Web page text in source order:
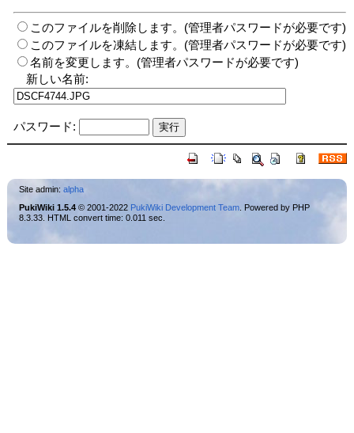
このファイルを削除します。(管理者パスワードが必要です)
このファイルを凍結します。(管理者パスワードが必要です)
名前を変更します。(管理者パスワードが必要です)
新しい名前:
パスワード:
Site admin: alpha
PukiWiki 1.5.4© 2001-2022 PukiWiki Development Team. Powered by PHP
8.3.33. HTML convert time: 0.011 sec.